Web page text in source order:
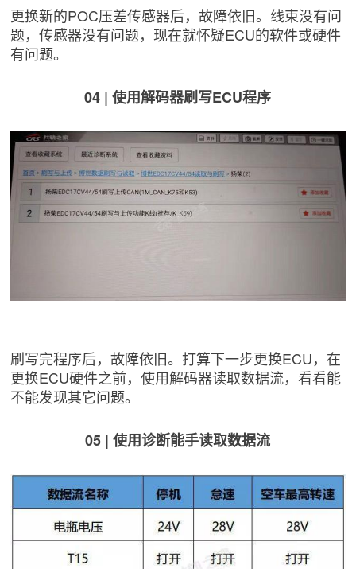
更换新的POC压差传感器后，故障依旧。线束没有问
题，传感器没有问题，现在就怀疑ECU的软件或硬件
有问题。
04 | 使用解码器刷写ECU程序
刷写完程序后，故障依旧。打算下一步更换ECU，在
更换ECU硬件之前，使用解码器读取数据流，看看能
不能发现其它问题。
05 | 使用诊断能手读取数据流